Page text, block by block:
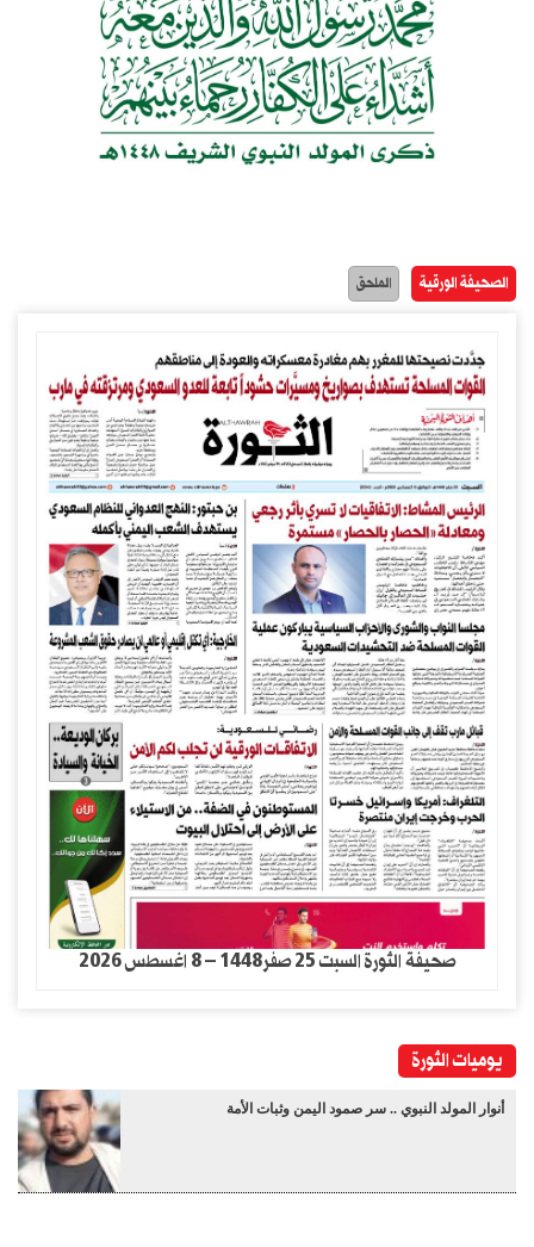
الصحيفة الورقية الملحق
صحيفة الثورة السبت 25 صفر1448 – 8 اغسطس 2026
يوميات الثورة
أنوار المولد النبوي .. سر صمود اليمن وثبات الأمة